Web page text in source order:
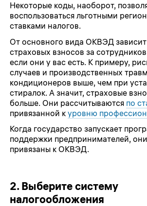
Некоторые коды, наоборот,
воспользоваться льготными
ставками налогов.
От основного вида ОКВЭД зависит
страховых взносов за
если они у вас есть. К примеру,
случаев и производственных
кондиционеров выше, чем при
стиралок. А значит, страховые
больше. Они рассчитываются по
привязанной к уровню
Когда государство запускает
поддержки предпринимателей,
привязаны к ОКВЭД.
2. Выберите систему
налогообложения